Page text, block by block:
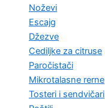
Noževi
Escajg
Džezve
Cediljke za citruse
Paročistači
Mikrotalasne rerne
Tosteri i sendvičari